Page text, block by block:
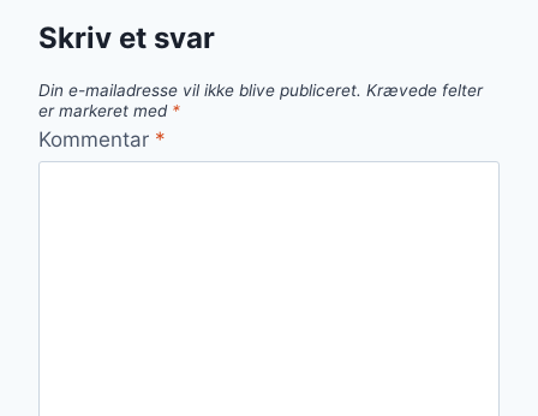
Skriv et svar
Din e-mailadresse vil ikke blive publiceret. Krævede felter
er markeret med *
Kommentar *